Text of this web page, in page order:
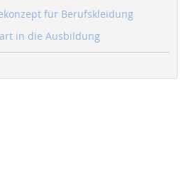
für Berufskleidung
in die Ausbildung